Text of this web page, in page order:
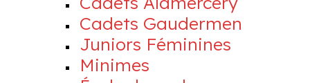
Cadets Gaudermen
Juniors Féminines
Minimes